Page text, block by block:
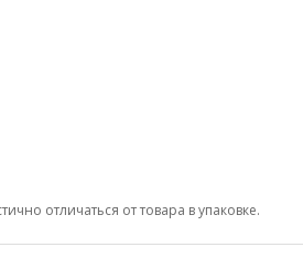
отличаться от товара в упаковке.